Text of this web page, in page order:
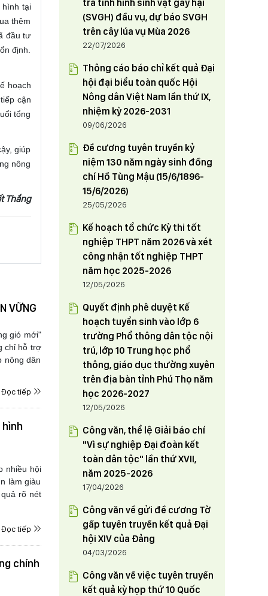
hình tại
thêm
đầu tư
định.
hoạch
cận
tổng
giúp
nông
Thắng
VỮNG
gió mới"
chỉ hỗ trợ
nông dân
Đọc tiếp
hình
hội
làm giàu
rõ nét
Đọc tiếp
chính
Trưởng phòng Tổng hợp Văn
phòng Tỉnh uỷ điều động và chỉ
định tham gia Đảng đoàn Hội
03/06/2024
HỘI NÔNG DÂN TỈNH PHÚ THỌ
THAM GIA TUẦN HÀNG GIỚI THIỆU,
QUẢNG BÁ SẢN PHẨM NÔNG
NGHIỆP TIÊU BIỂU, CHẤT LƯỢNG
CAO THÂN THIỆN VỚI MÔI
TRƯỜNG TẠI THỦ ĐÔ HÀ NỘI
23/05/2024
tra tình hình sinh vật gây hại
(SVGH) đầu vụ, dự báo SVGH
trên cây lúa vụ Mùa 2026
22/07/2026
Thông cáo báo chỉ kết quả Đại
hội đại biểu toàn quốc Hội
Nông dân Việt Nam lần thứ IX,
nhiệm kỳ 2026-2031
09/06/2026
Đề cương tuyên truyền kỷ
niệm 130 năm ngày sinh đồng
chí Hồ Tùng Mậu (15/6/1896-
15/6/2026)
25/05/2026
Kế hoạch tổ chức Kỳ thi tốt
nghiệp THPT năm 2026 và xét
công nhận tốt nghiệp THPT
năm học 2025-2026
12/05/2026
Quyết định phê duyệt Kế
hoạch tuyển sinh vào lớp 6
trường Phổ thông dân tộc nội
trú, lớp 10 Trung học phổ
thông, giáo dục thường xuyên
trên địa bàn tỉnh Phú Thọ năm
học 2026-2027
12/05/2026
Công văn, thể lệ Giải báo chí
"Vì sự nghiệp Đại đoàn kết
toàn dân tộc" lần thứ XVII,
năm 2025-2026
17/04/2026
Công văn về gửi đề cương Tờ
gấp tuyên truyền kết quả Đại
hội XIV của Đảng
04/03/2026
Công văn về việc tuyên truyền
kết quả kỳ họp thứ 10 Quốc